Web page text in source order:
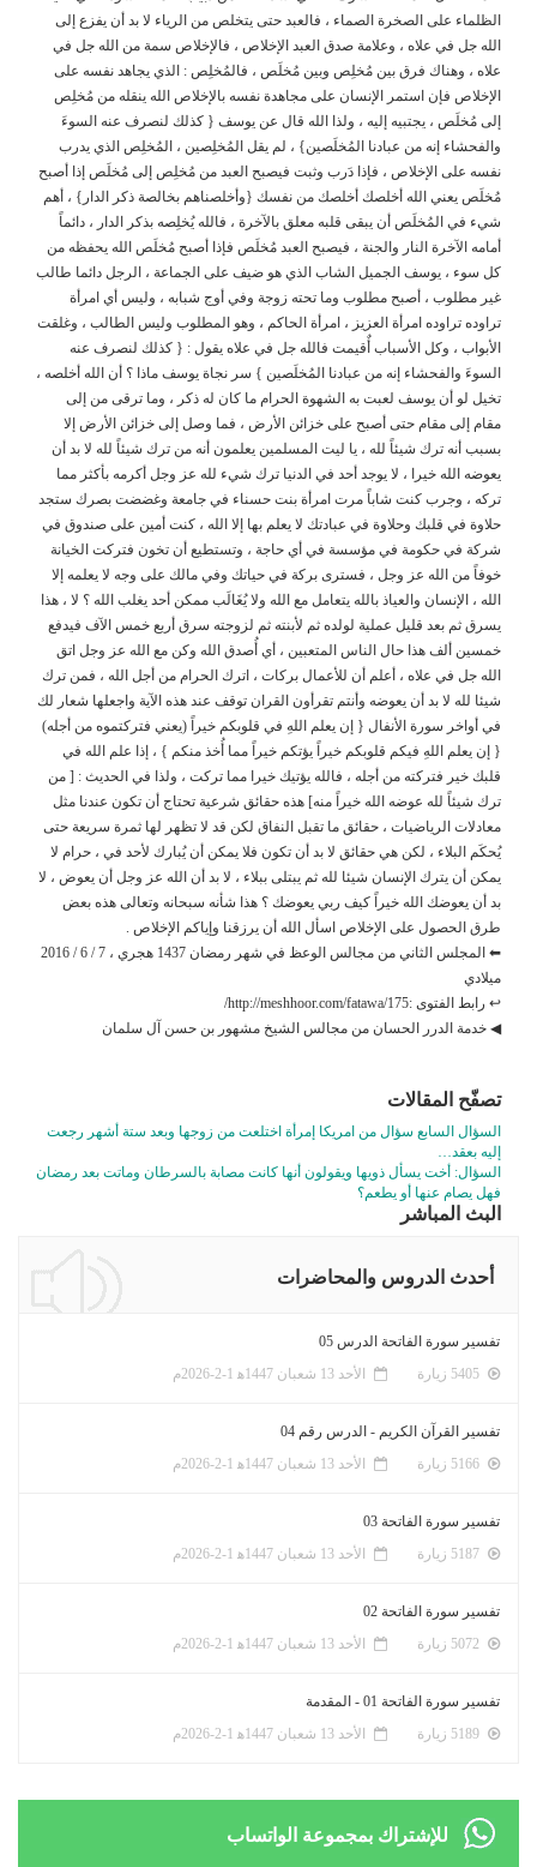
الظلماء على الصخرة الصماء ، فالعبد حتى يتخلص من الرياء لا بد أن يفزع إلى
الله جل في علاه ، وعلامة صدق العبد الإخلاص ، فالإخلاص سمة من الله جل في
علاه ، وهناك فرق بين مُخلِص وبين مُخلَص ، فالمُخلِص : الذي يجاهد نفسه على
الإخلاص فإن استمر الإنسان على مجاهدة نفسه بالإخلاص الله ينقله من مُخلِص
إلى مُخلَص ، يجتبيه إليه ، ولذا الله قال عن يوسف { كذلك لنصرف عنه السوءَ
والفحشاء إنه من عبادنا المُخلَصين} ، لم يقل المُخلِصين ، المُخلِص الذي يدرب
نفسه على الإخلاص ، فإذا دَرب وثبت فيصبح العبد من مُخلِص إلى مُخلَص إذا أصبح
مُخلَص يعني الله أخلصك أخلصك من نفسك {وأخلصناهم بخالصة ذكر الدار} ، أهم
شيء في المُخلَص أن يبقى قلبه معلق بالآخرة ، فالله يُخلِصه بذكر الدار ، دائماً
أمامه الآخرة النار والجنة ، فيصبح العبد مُخلَص فإذا أصبح مُخلَص الله يحفظه من
كل سوء ، يوسف الجميل الشاب الذي هو ضيف على الجماعة ، الرجل دائما طالب
غير مطلوب ، أصبح مطلوب وما تحته زوجة وفي أوج شبابه ، وليس أي امرأة
تراوده تراوده امرأة العزيز ، امرأة الحاكم ، وهو المطلوب وليس الطالب ، وغلقت
الأبواب ، وكل الأسباب أٌقيمت فالله جل في علاه يقول : { كذلك لنصرف عنه
السوءَ والفحشاء إنه من عبادنا المُخلَصين } سر نجاة يوسف ماذا ؟ أن الله أخلصه ،
تخيل لو أن يوسف لعبت به الشهوة الحرام ما كان له ذكر ، وما ترقى من إلى
مقام إلى مقام حتى أصبح على خزائن الأرض ، فما وصل إلى خزائن الأرض إلا
بسبب أنه ترك شيئاً لله ، يا ليت المسلمين يعلمون أنه من ترك شيئاً لله لا بد أن
يعوضه الله خيرا ، لا يوجد أحد في الدنيا ترك شيء لله عز وجل أكرمه بأكثر مما
تركه ، وجرب كنت شاباً مرت امرأة بنت حسناء في جامعة وغضضت بصرك ستجد
حلاوة في قلبك وحلاوة في عبادتك لا يعلم بها إلا الله ، كنت أمين على صندوق في
شركة في حكومة في مؤسسة في أي حاجة ، وتستطيع أن تخون فتركت الخيانة
خوفاً من الله عز وجل ، فسترى بركة في حياتك وفي مالك على وجه لا يعلمه إلا
الله ، الإنسان والعياذ بالله يتعامل مع الله ولا يُغَالَب ممكن أحد يغلب الله ؟ لا ، هذا
يسرق ثم بعد قليل عملية لولده ثم لأبنته ثم لزوجته سرق أربع خمس الآف فيدفع
خمسين ألف هذا حال الناس المتعبين ، أي أُصدق الله وكن مع الله عز وجل اتق
الله جل في علاه ، أعلم أن للأعمال بركات ، اترك الحرام من أجل الله ، فمن ترك
شيئا لله لا بد أن يعوضه وأنتم تقرأون القران توقف عند هذه الآية واجعلها شعار لك
في أواخر سورة الأنفال { إن يعلم اللهِ في قلوبكم خيراً (يعني فتركتموه من أجله)
{ إن يعلم اللهِ فيكم قلوبكم خيراً يؤتكم خيراً مما أُخذ منكم } ، إذا علم الله في
قلبك خير فتركته من أجله ، فالله يؤتيك خيرا مما تركت ، ولذا في الحديث : [ من
ترك شيئاً لله عوضه الله خيراً منه] هذه حقائق شرعية تحتاج أن تكون عندنا مثل
معادلات الرياضيات ، حقائق ما تقبل النفاق لكن قد لا تظهر لها ثمرة سريعة حتى
يُحكَم البلاء ، لكن هي حقائق لا بد أن تكون فلا يمكن أن يُبارك لأحد في ، حرام لا
يمكن أن يترك الإنسان شيئا لله ثم يبتلى ببلاء ، لا بد أن الله عز وجل أن يعوض ، لا
بد أن يعوضك الله خيراً كيف ربي يعوضك ؟ هذا شأنه سبحانه وتعالى هذه بعض
طرق الحصول على الإخلاص اسأل الله أن يرزقنا وإياكم الإخلاص .
⬅ المجلس الثاني من مجالس الوعظ في شهر رمضان 1437 هجري ، 7 / 6 / 2016
ميلادي
↩ رابط الفتوى :http://meshhoor.com/fatawa/175/
◀ خدمة الدرر الحسان من مجالس الشيخ مشهور بن حسن آل سلمان
تصفّح المقالات
السؤال السابع سؤال من امريكا إمرأة اختلعت من زوجها وبعد ستة أشهر رجعت
إليه بعقد…
السؤال: أخت يسأل ذويها ويقولون أنها كانت مصابة بالسرطان وماتت بعد رمضان
فهل يصام عنها أو يطعم؟
البث المباشر
أحدث الدروس والمحاضرات
تفسير سورة الفاتحة الدرس 05
الأحد 13 شعبان 1447ﻫ 1-2-2026م
تفسير القرآن الكريم - الدرس رقم 04
الأحد 13 شعبان 1447ﻫ 1-2-2026م
تفسير سورة الفاتحة 03
الأحد 13 شعبان 1447ﻫ 1-2-2026م
تفسير سورة الفاتحة 02
الأحد 13 شعبان 1447ﻫ 1-2-2026م
تفسير سورة الفاتحة 01 - المقدمة
الأحد 13 شعبان 1447ﻫ 1-2-2026م
للإشتراك بمجموعة الواتساب